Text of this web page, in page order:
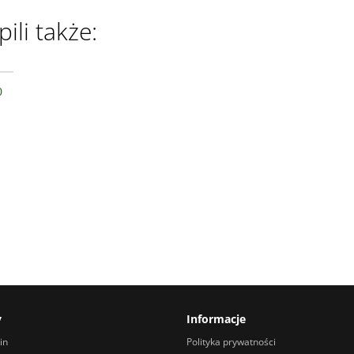
także:
Informacje
Polityka prywatności